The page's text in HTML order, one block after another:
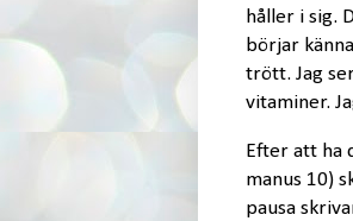
håller i sig.
börjar
trött. Jag
vitaminer.
Efter att ha
manus 10)
pausa